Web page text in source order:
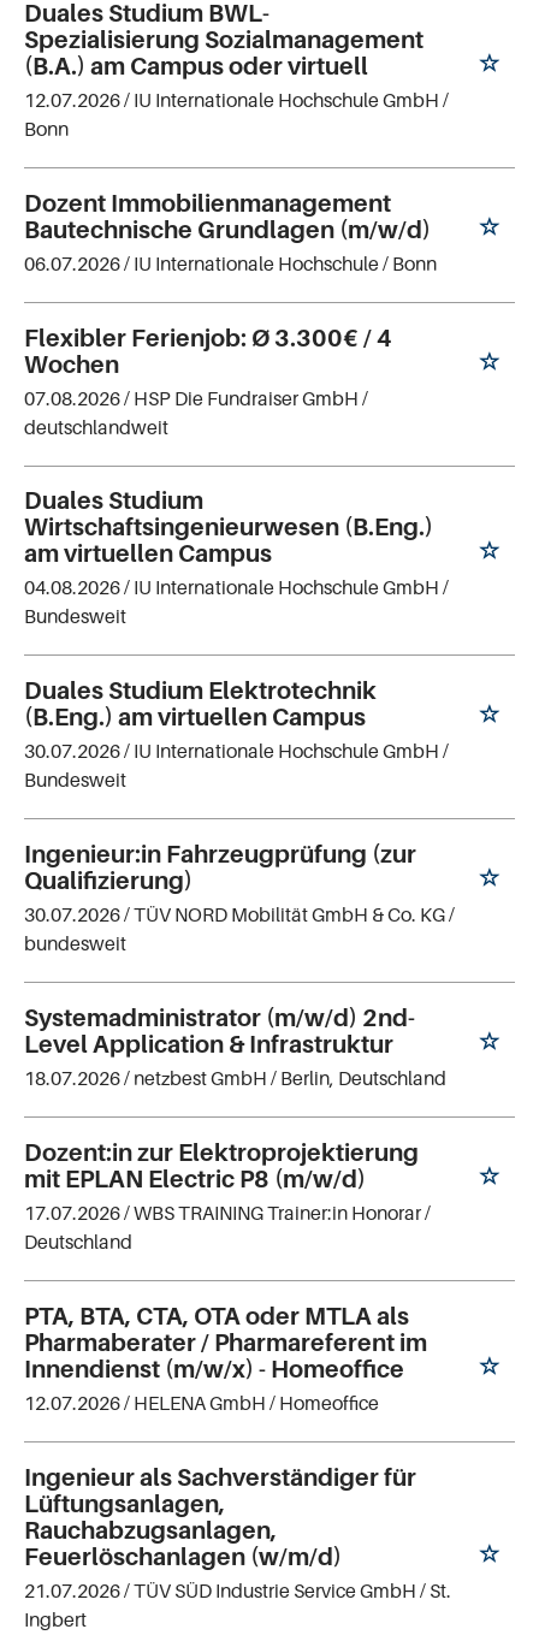
Duales Studium BWL-
Spezialisierung Sozialmanagement
(B.A.) am Campus oder virtuell
12.07.2026 / IU Internationale Hochschule GmbH /
Bonn
Dozent Immobilienmanagement
Bautechnische Grundlagen (m/w/d)
06.07.2026 / IU Internationale Hochschule/ Bonn
Flexibler Ferienjob: Ø 3.300€ / 4
Wochen
07.08.2026 / HSP Die Fundraiser GmbH /
deutschlandweit
Duales Studium
Wirtschaftsingenieurwesen (B.Eng.)
am virtuellen Campus
04.08.2026 / IU Internationale Hochschule GmbH /
Bundesweit
Duales Studium Elektrotechnik
(B.Eng.) am virtuellen Campus
30.07.2026 / IU Internationale Hochschule GmbH /
Bundesweit
Ingenieur:in Fahrzeugprüfung (zur
Qualifizierung)
30.07.2026 /TÜV NORD Mobilität GmbH & Co. KG/
bundesweit
Systemadministrator (m/w/d) 2nd-
Level Application & Infrastruktur
18.07.2026 / netzbest GmbH / Berlin, Deutschland
Dozent:in zur Elektroprojektierung
mit EPLAN Electric P8 (m/w/d)
17.07.2026 /WBS TRAINING Trainer:in Honorar/
Deutschland
PTA, BTA, CTA, OTA oder MTLA als
Pharmaberater / Pharmareferent im
Innendienst (m/w/x) - Homeoffice
12.07.2026 / HELENA GmbH / Homeoffice
Ingenieur als Sachverständiger für
Lüftungsanlagen,
Rauchabzugsanlagen,
Feuerlöschanlagen (w/m/d)
21.07.2026 /TÜV SÜD Industrie Service GmbH / St.
Ingbert